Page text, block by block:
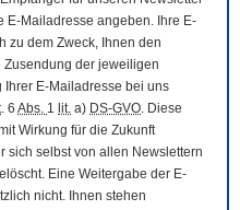
E-Mail adresse angeben. Ihre E-
zu dem Zweck, Ihnen den
Zusendung der jeweiligen
Ihrer E-Mail adresse bei uns
. 6 Abs. 1 lit. a) DS-GVO. Diese
Wirkung für die Zukunft
sich selbst von allen Newslettern
Eine Weitergabe der E-
nicht. Ihnen stehen